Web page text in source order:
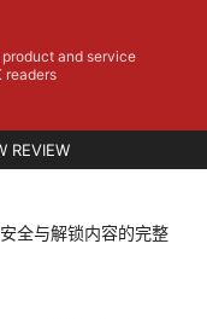
and service
readers
REVIEW
全与解锁内容的完整